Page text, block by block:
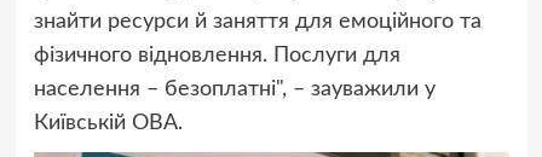
знайти ресурси й заняття для емоційного та
фізичного відновлення. Послуги для
населення – безоплатні", – зауважили у
Київській ОВА.